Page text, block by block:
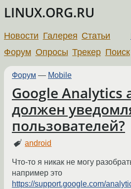
LINUX.ORG.RU
Новости Галерея Статьи
Форум Опросы Трекер Поиск
Форум — Mobile
Google Analytics
должен
пользователей?
android
Что-то я никак не могу
например это
https://support.google.com/